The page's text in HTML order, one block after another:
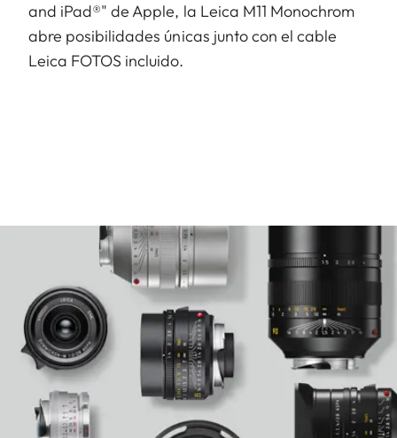
and iPad®" de Apple, la Leica M11 Monochrom
abre posibilidades únicas junto con el cable
Leica FOTOS incluido.